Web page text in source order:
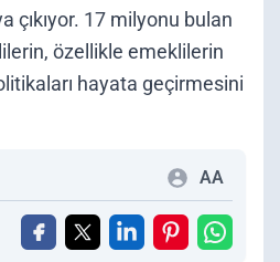
çıkıyor. 17 milyonu bulan
özellikle emeklilerin
hayata geçirmesini
AA